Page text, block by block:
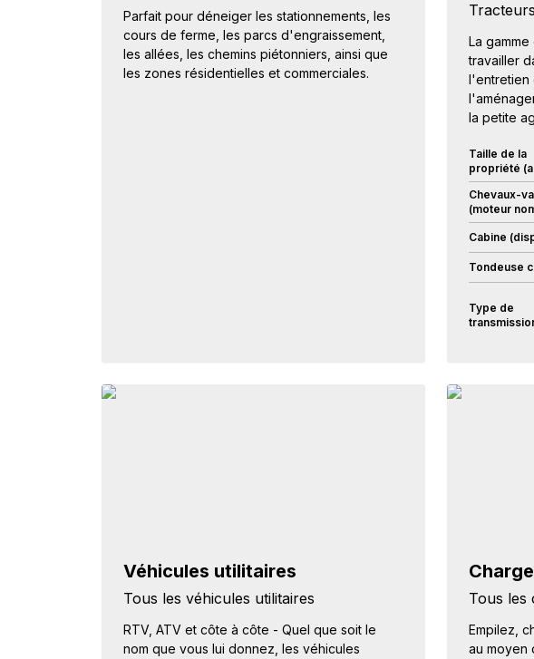
Parfait pour déneiger les stationnements, les
cours de ferme, les parcs d'engraissement,
les allées, les chemins piétonniers, ainsi que
les zones résidentielles et commerciales.
Tracteurs
La
travailler
l'entretien
la petite
Taille de la
propriété
Chevaux-
(moteur
Cabine
Tondeuse
Type de
Véhicules utilitaires
Tous les véhicules utilitaires
RTV, ATV et côte à côte - Quel que soit le
nom que vous lui donnez, les véhicules
Tous les
Empilez,
au moyen